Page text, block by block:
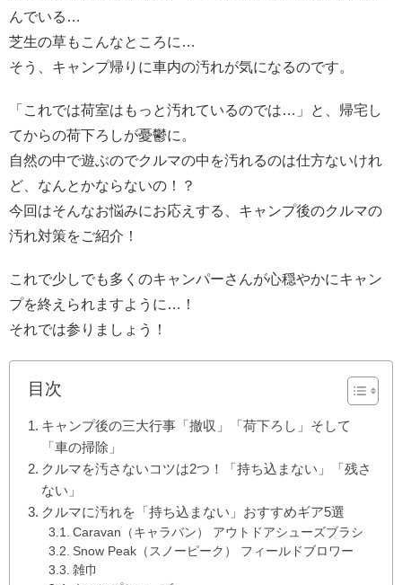
んでいる…
芝生の草もこんなところに…
そう、キャンプ帰りに車内の汚れが気になるのです。
「これでは荷室はもっと汚れているのでは…」と、帰宅し
てからの荷下ろしが憂鬱に。
自然の中で遊ぶのでクルマの中を汚れるのは仕方ないけれ
ど、なんとかならないの！？
今回はそんなお悩みにお応えする、キャンプ後のクルマの
汚れ対策をご紹介！
これで少しでも多くのキャンパーさんが心穏やかにキャン
プを終えられますように…！
それでは参りましょう！
目次
キャンプ後の三大行事「撤収」「荷下ろし」そして
「車の掃除」
クルマを汚さないコツは2つ！「持ち込まない」「残さ
ない」
クルマに汚れを「持ち込まない」おすすめギア5選
Caravan（キャラバン） アウトドアシューズブラシ
Snow Peak（スノーピーク） フィールドブロワー
雑巾